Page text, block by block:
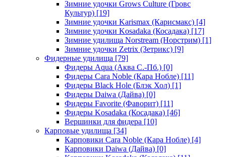
Зимние удочки Grows Culture (Гровс
Культур) [19]
Зимние удочки Karismax (Карисмакс) [4]
Зимние удочки Kosadaka (Косадака) [17]
Зимние удилища Norstream (Норстрим) [1]
Зимние удочки Zetrix (Зетрикс) [9]
Фидерные удилища [79]
Фидеры Aqua (Аква С.-Пб.) [0]
Фидеры Cara Noble (Кара Нобле) [11]
Фидеры Black Hole (Блэк Хол) [1]
Фидеры Daiwa (Дайва) [0]
Фидеры Favorite (Фаворит) [11]
Фидеры Kosadaka (Косадака) [46]
Вершинки для фидера [10]
Карповые удилища [34]
Карповики Cara Noble (Кара Нобле) [4]
Карповики Daiwa (Дайва) [0]